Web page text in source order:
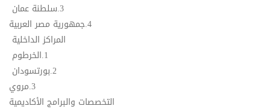
3.سلطنة عمان
4.جمهورية مصر العربية
​المراكز الداخلية
1.الخرطوم
2.بورتسودان
3.مروي
​التخصصات والبرامج الأكاديمية